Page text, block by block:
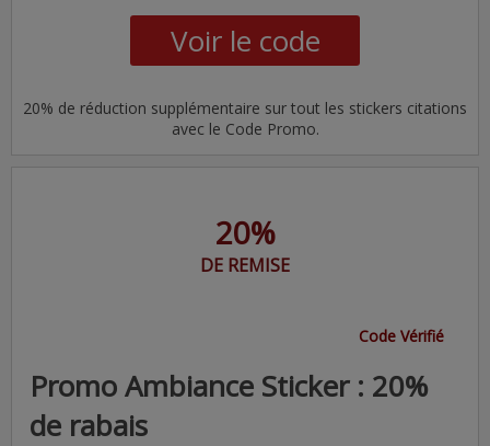
Voir le code
20% de réduction supplémentaire sur tout les stickers citations
avec le Code Promo.
20%
DE REMISE
Code Vérifié
Promo Ambiance Sticker : 20%
de rabais